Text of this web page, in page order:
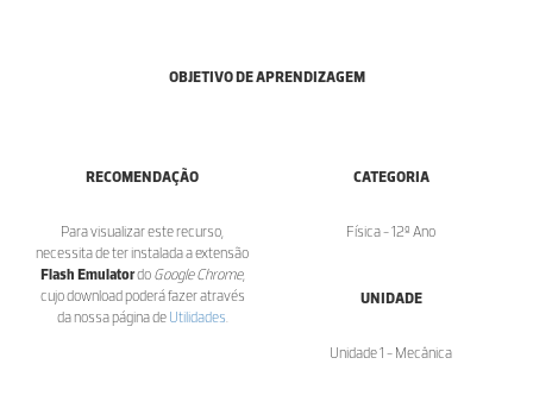
OBJETIVO DE APRENDIZAGEM
RECOMENDAÇÃO
Para visualizar este recurso,
necessita de ter instalada a extensão
Flash Emulatordo Google Chrome,
cujo download poderá fazer através
da nossa página de Utilidades
CATEGORIA
Física - 12º Ano
UNIDADE
Unidade 1 - Mecânica